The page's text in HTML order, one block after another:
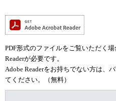
PDF形式のファイルをご覧いただく
Readerが必要です。
Adobe Readerをお持ちでない方は、
てください。（無料）